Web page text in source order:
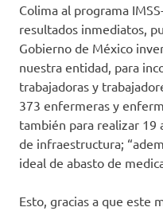
Colima al programa
resultados inmediatos,
Gobierno de México
nuestra entidad, para
trabajadoras y
373 enfermeras y
también para realizar 19
de infraestructura;
ideal de abasto de
Esto, gracias a que este